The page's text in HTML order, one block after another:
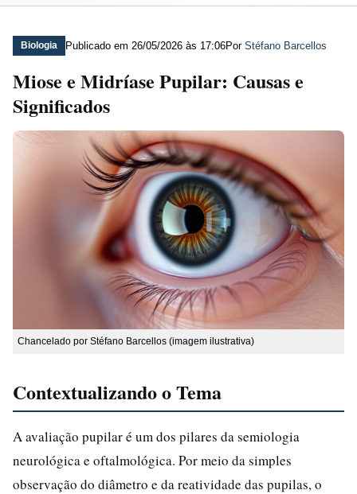
Biologia Publicado em 26/05/2026 às 17:06Por Stéfano Barcellos
Miose e Midríase Pupilar: Causas e
Significados
Chancelado por Stéfano Barcellos (imagem ilustrativa)
Contextualizando o Tema
A avaliação pupilar é um dos pilares da semiologia
neurológica e oftalmológica. Por meio da simples
observação do diâmetro e da reatividade das pupilas, o